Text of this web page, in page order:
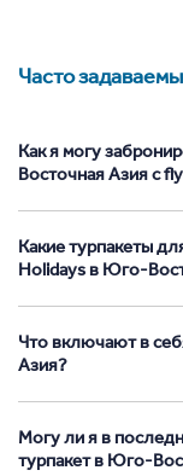
Часто
Как я могу
Восточная Азия с
Какие турпакеты
Holidays в Юго-
Что включают в
Азия?
Могу ли я в
турпакет в Юго-